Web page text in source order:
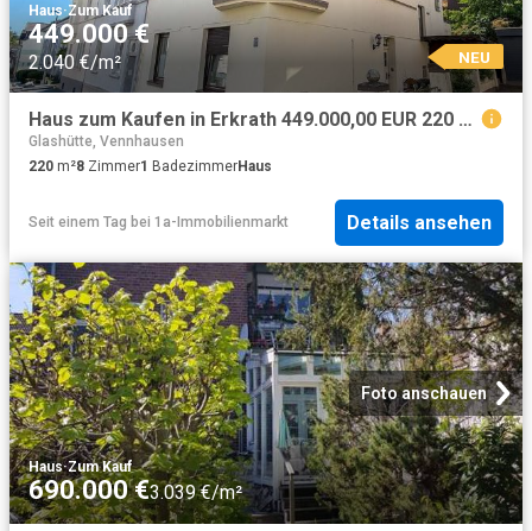
Haus·Zum Kauf
449.000 €
2.040 €/m² NEU
Haus zum Kaufen in Erkrath 449.000,00 EUR 220 m²
Glashütte, Vennhausen
220 m²8 Zimmer1 BadezimmerHaus
Seit einem Tag bei 1a-Immobilienmarkt Details ansehen
Foto anschauen
Haus·Zum Kauf
690.000 €3.039 €/m²